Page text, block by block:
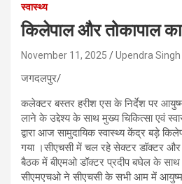
स्वास्थ्य
किलेपाल और तोकापाल
November 11, 2025 Upendra Singh
जगदलपुर/
कलेक्टर बस्तर हरीश एस के निर्देश पर
लाने के उद्देश्य के साथ मुख्य चिकित्सा एवं
द्वारा आज सामुदायिक स्वास्थ्य केंद्र बड़े
गया ।सीएचसी में चल रहे सेक्टर डॉक्टर और
बैठक में बीएमओ डॉक्टर प्रदीप बघेल के
सीएमएचओ ने सीएचसी के सभी आम में